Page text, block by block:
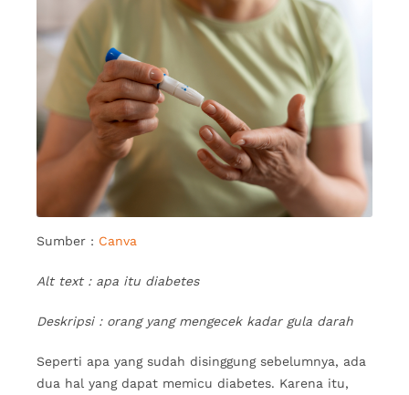
Sumber : Canva
Alt text : apa itu diabetes
Deskripsi : orang yang mengecek kadar gula darah
Seperti apa yang sudah disinggung sebelumnya, ada
dua hal yang dapat memicu diabetes. Karena itu,